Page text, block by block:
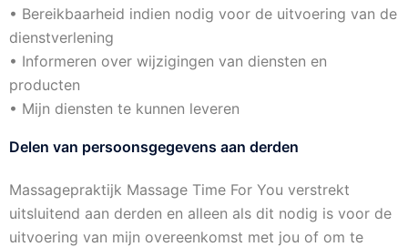
• Bereikbaarheid indien nodig voor de uitvoering van de
dienstverlening
• Informeren over wijzigingen van diensten en
producten
• Mijn diensten te kunnen leveren
Delen van persoonsgegevens aan derden
Massagepraktijk Massage Time For You verstrekt
uitsluitend aan derden en alleen als dit nodig is voor de
uitvoering van mijn overeenkomst met jou of om te